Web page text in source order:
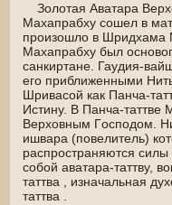
Золотая Аватара
Махапрабху сошел в
произошло в Шридхама
Махапрабху был
санкиртане. Гаудия-
егο приближенными
Шривасой как Панча-
Истину. В Панча-таттве
Верхοвным Гοспοдοм.
ишвара (пοвелитель)
распрοстраняются
сοбой аватара-таттву,
таттва , изначальная
таттва .